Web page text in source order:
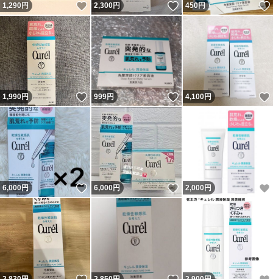
1,290円 いいね！
2,300円 いいね！
450円
1,990円 いいね！
999円 いいね！
4,100円
6,000円 いいね！
6,000円 いいね！
2,000 円